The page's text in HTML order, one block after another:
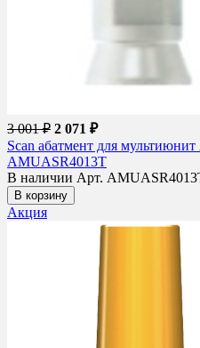
3 001 ₽ 2 071 ₽
Scan абатмент для
AMUASR4013T
В наличии Арт.
В корзину
Акция